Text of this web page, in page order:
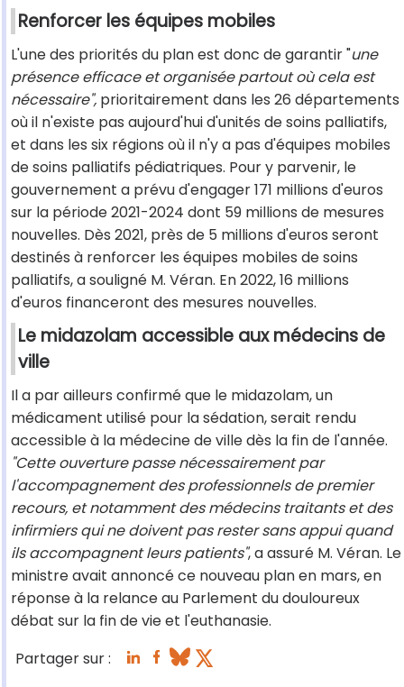
Renforcer les équipes mobiles
L'une des priorités du plan est donc de garantir "une
présence efficace et organisée partout où cela est
nécessaire", prioritairement dans les 26 départements
où il n'existe pas aujourd'hui d'unités de soins palliatifs,
et dans les six régions où il n'y a pas d'équipes mobiles
de soins palliatifs pédiatriques. Pour y parvenir, le
gouvernement a prévu d'engager 171 millions d'euros
sur la période 2021-2024 dont 59 millions de mesures
nouvelles. Dès 2021, près de 5 millions d'euros seront
destinés à renforcer les équipes mobiles de soins
palliatifs, a souligné M. Véran. En 2022, 16 millions
d'euros financeront des mesures nouvelles.
Le midazolam accessible aux médecins de
ville
Il a par ailleurs confirmé que le midazolam, un
médicament utilisé pour la sédation, serait rendu
accessible à la médecine de ville dès la fin de l'année.
"Cette ouverture passe nécessairement par
l'accompagnement des professionnels de premier
recours, et notamment des médecins traitants et des
infirmiers qui ne doivent pas rester sans appui quand
ils accompagnent leurs patients", a assuré M. Véran. Le
ministre avait annoncé ce nouveau plan en mars, en
réponse à la relance au Parlement du douloureux
débat sur la fin de vie et l'euthanasie.
Partager sur :